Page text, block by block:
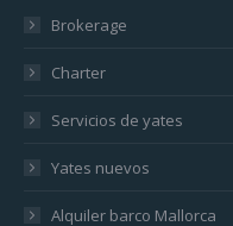
Brokerage
Charter
Servicios de yates
Yates nuevos
Alquiler barco Mallorca